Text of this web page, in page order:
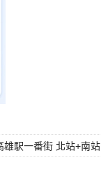
雄駅一番街 北站+南站